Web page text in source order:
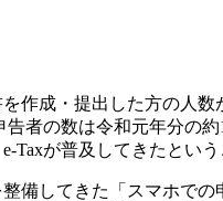
作成・提出した方の人
告者の数は令和元年分の
Taxが普及してきたという
備してきた「スマホで